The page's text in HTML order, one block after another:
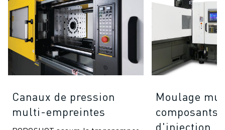
Canaux de pression
multi-empreintes
Moulage
composants
d'injection